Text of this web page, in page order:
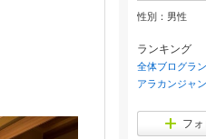
性別： 男性
ランキング
全体ブログラ
アラカンジャ
フ